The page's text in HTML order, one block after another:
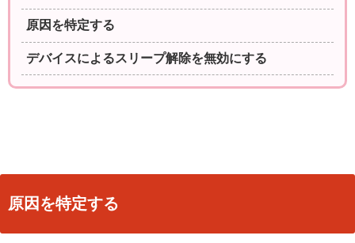
原因を特定する
デバイスによるスリープ解除を無効にする
原因を特定する